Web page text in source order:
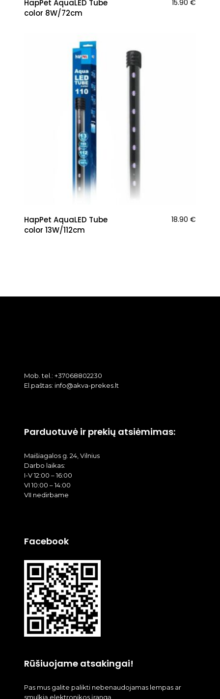
HapPet AquaLED Tube
color 8W/72cm
15.90 €
HapPet AquaLED Tube
color 13W/112cm
18.90 €
Mob. tel.: +37068802230
El.paštas: info@akva-prekes.lt
Parduotuvė ir prekių atsiėmimas:
Maišiagalos g. 24, Vilnius
Darbo laikas:
I-V 12:00 – 16:00
VI 10:00 – 14:00
VII nedirbame
Facebook
Rūšiuojame atsakingai!
Pas mus galite palikti nebenaudojamas lempas ar
smulkią elektronikos įrangą.